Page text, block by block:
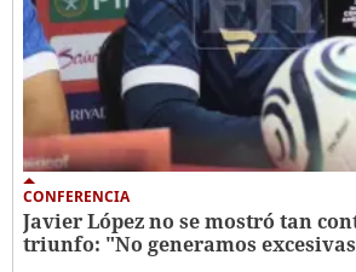
CONFERENCIA
Javier López no se mostró tan
triunfo: "No generamos